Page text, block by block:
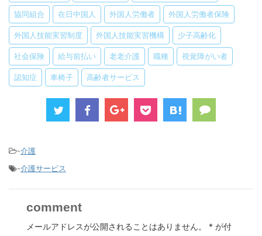
協同組合 在日中国人 外国人労働者 外国人労働者保険
外国人技能実習制度 外国人技能実習機構 少子高齢化
社会保険 給与前払い 老老介護 職種 視覚障がい者
認知症 車椅子 高齢者サービス
-介護
-介護サービス
comment
メールアドレスが公開されることはありません。 * が付